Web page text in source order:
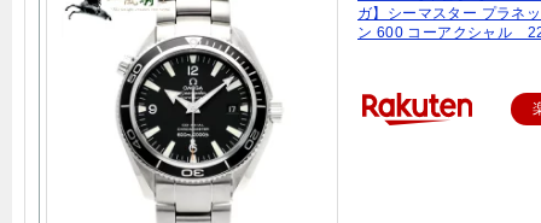
ガ】シーマスター プラネ
ン 600 コーアクシャル